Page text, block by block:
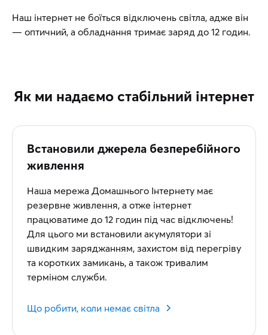
Наш інтернет не боїться відключень світла, адже він
— оптичний, а обладнання тримає заряд до 12 годин.
Як ми надаємо стабільний інтернет
Встановили джерела безперебійного
живлення
Наша мережа Домашнього Інтернету має
резервне живлення, а отже інтернет
працюватиме до 12 годин під час відключень!
Для цього ми встановили акумулятори зі
швидким заряджанням, захистом від перегріву
та коротких замикань, а також тривалим
терміном служби.
Що робити, коли немає світла